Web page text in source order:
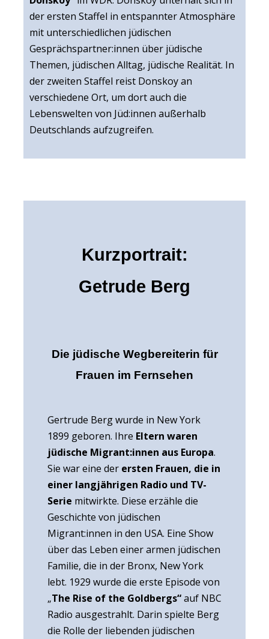
der ersten Staffel in entspannter Atmosphäre
mit unterschiedlichen jüdischen
Gesprächspartner:innen über jüdische
Themen, jüdischen Alltag, jüdische Realität. In
der zweiten Staffel reist Donskoy an
verschiedene Ort, um dort auch die
Lebenswelten von Jüd:innen außerhalb
Deutschlands aufzugreifen.
Kurzportrait:
Getrude Berg
Die jüdische Wegbereiterin für
Frauen im Fernsehen
Gertrude Berg wurde in New York
1899 geboren. Ihre Eltern waren
jüdische Migrant:innen aus Europa.
Sie war eine der ersten Frauen, die in
einer langjährigen Radio und TV-
Serie mitwirkte. Diese erzähle die
Geschichte von jüdischen
Migrant:innen in den USA. Eine Show
über das Leben einer armen jüdischen
Familie, die in der Bronx, New York
lebt. 1929 wurde die erste Episode von
„The Rise of the Goldbergs“auf NBC
Radio ausgestrahlt. Darin spielte Berg
die Rolle der liebenden jüdischen